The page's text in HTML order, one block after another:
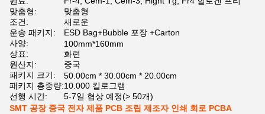
맞춤형:
맞춤형
조건:
새로운
운송 패키지:
ESD Bag+Bubble 포장 +Carton
사양:
100mm*160mm
상표:
화련
원산지:
중국
패키지 크기:
50.00cm * 30.00cm * 20.00cm
패키지 총중량:10.000 킬로그램
선행 시간:
5-7일 협상 예정(> 50개)
SMT 공장 중국 전자 제품 PCB 조립 제조자 인쇄 회로 PCBA